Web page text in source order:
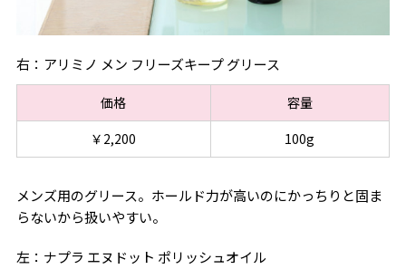
右：アリミノ メン フリーズキープ グリース
価格
容量
￥2,200
100g
メンズ用のグリース。ホールド力が高いのにかっちりと固ま
らないから扱いやすい。
左：ナプラ エヌドット ポリッシュオイル